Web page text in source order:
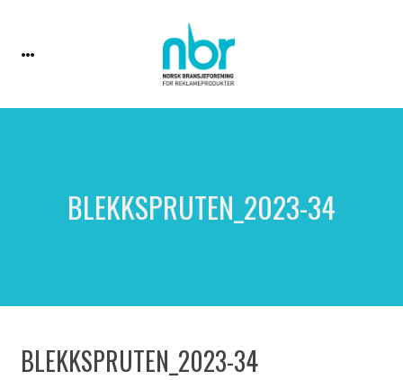
BLEKKSPRUTEN_2023-34
BLEKKSPRUTEN_2023-34